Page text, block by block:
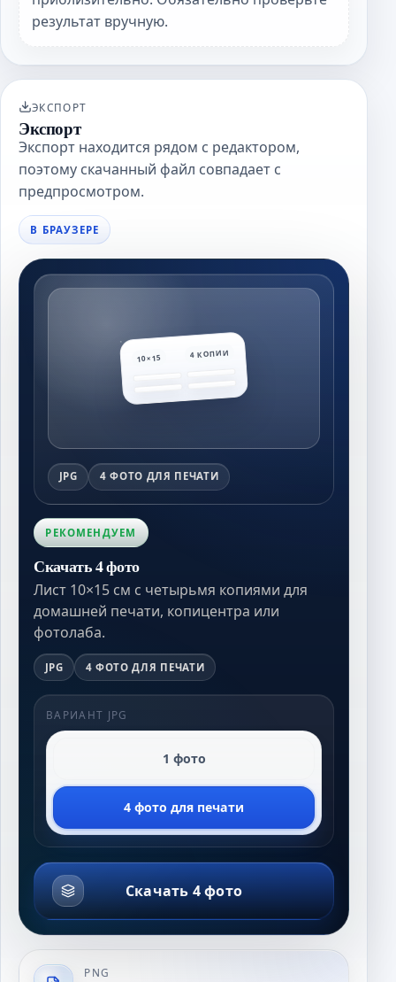
результат вручную.
ЭКСПОРТ
Экспорт
Экспорт находится рядом с редактором,
поэтому скачанный файл совпадает с
предпросмотром.
В БРАУЗЕРЕ
10×15 4 КОПИИ
JPG 4 ФОТО ДЛЯ ПЕЧАТИ
РЕКОМЕНДУЕМ
Скачать 4 фото
Лист 10×15 см с четырьмя копиями для
домашней печати, копицентра или
фотолаба.
JPG 4 ФОТО ДЛЯ ПЕЧАТИ
ВАРИАНТ JPG
1 фото
4 фото для печати
Скачать 4 фото
PNG